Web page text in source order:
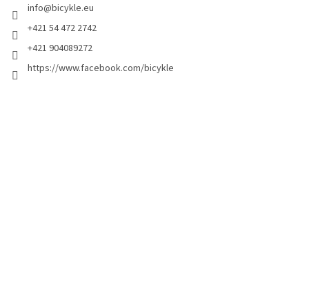
info@bicykle.eu
+421 54 472 2742
+421 904089272
https://www.facebook.com/bicykle